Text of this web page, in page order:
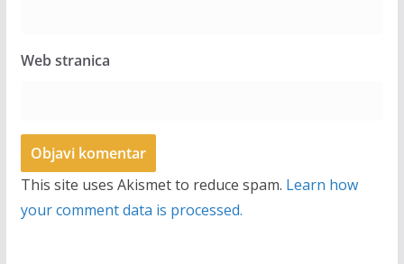
Web stranica
This site uses Akismet to reduce spam. Learn how
your comment data is processed.